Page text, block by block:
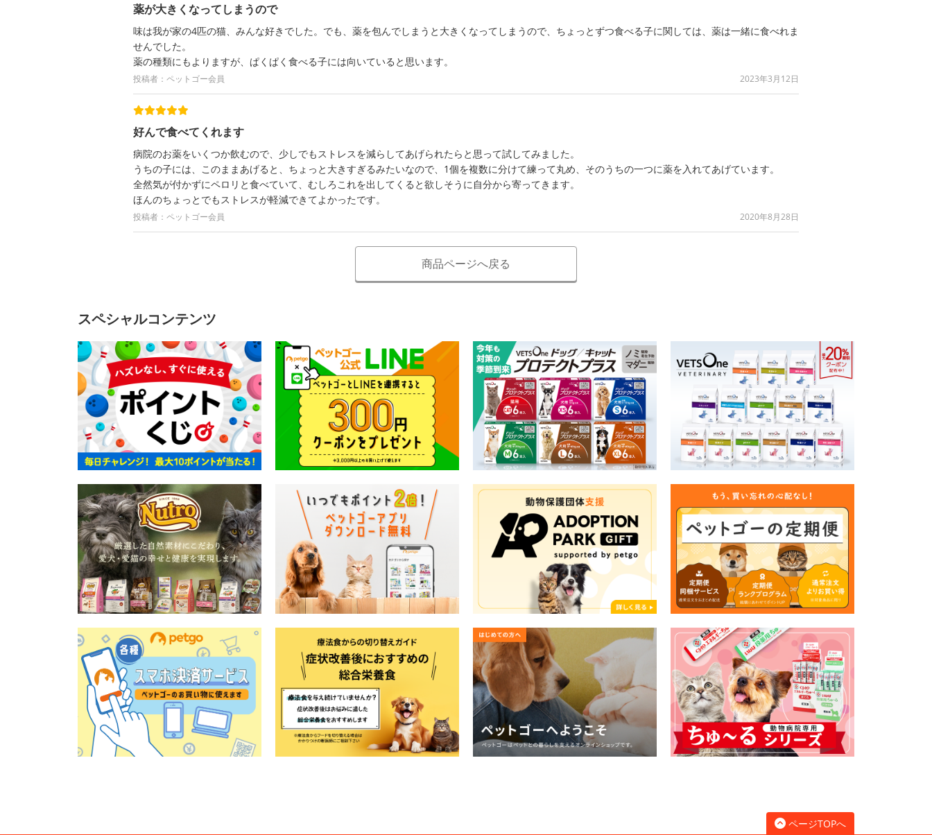
薬が大きくなってしまうので
味は我が家の4匹の猫、みんな好きでした。でも、薬を包んでしまうと大きくなってしまうので、ちょっとずつ食べる子に関しては、薬は一緒に食べれま
せんでした。
薬の種類にもよりますが、ぱくぱく食べる子には向いていると思います。
投稿者：ペットゴー会員 2023年3月12日
好んで食べてくれます
病院のお薬をいくつか飲むので、少しでもストレスを減らしてあげられたらと思って試してみました。
うちの子には、このままあげると、ちょっと大きすぎるみたいなので、1個を複数に分けて練って丸め、そのうちの一つに薬を入れてあげています。
全然気が付かずにペロリと食べていて、むしろこれを出してくると欲しそうに自分から寄ってきます。
ほんのちょっとでもストレスが軽減できてよかったです。
投稿者：ペットゴー会員 2020年8月28日
商品ページへ戻る
スペシャルコンテンツ
ページTOPへ